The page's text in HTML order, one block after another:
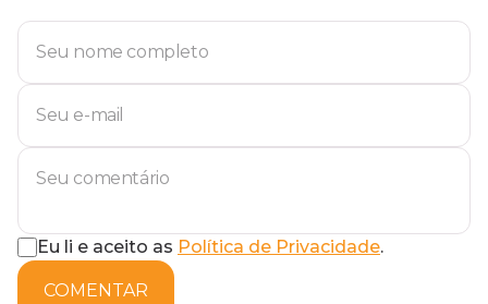
Eu li e aceito as Política de Privacidade.
COMENTAR